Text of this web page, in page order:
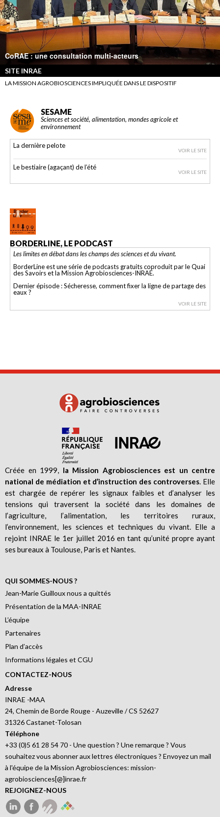
CoRAE : une consultation multi-acteurs
SITE INRAE
LA MISSION AGROBIOSCIENCES IMPLIQUÉE DANS LE DISPOSITIF
SESAME
Sciences et société, alimentation, mondes agricole et
environnement
La dernière pelote
VOIR LE SITE
Le bestiaire (agaçant) de l’été
VOIR LE SITE
BORDERLINE, LE PODCAST
Les limites en débat dans les champs des sciences et du vivant.
BorderLine est une série de podcasts gratuits coproduit par le Quai
des Savoirs et la Mission Agrobiosciences-INRAE.
Dernier épisode : Sécheresse, comment fixer la ligne de partage des
eaux ?
VOIR LE SITE
Créée en 1999, la Mission Agrobiosciences est un centre
national de médiation et d’instruction des controverses. Elle
est chargée de repérer les signaux faibles et d’analyser les
tensions qui traversent la société dans les domaines de
l’agriculture, l’alimentation, les territoires ruraux,
l’environnement, les sciences et techniques du vivant. Elle a
rejoint INRAE le 1er juillet 2016 en tant qu’unité propre ayant
ses bureaux à Toulouse, Paris et Nantes.
QUI SOMMES-NOUS ?
Jean-Marie Guilloux nous a quittés
Présentation de la MAA-INRAE
L’équipe
Partenaires
Plan d’accès
Informations légales et CGU
CONTACTEZ-NOUS
Adresse
INRAE -MAA
24, Chemin de Borde Rouge - Auzeville / CS 52627
31326 Castanet-Tolosan
Téléphone
+33 (0)5 61 28 54 70 - Une question ? Une remarque ? Vous
souhaitez vous abonner aux lettres électroniques ? Envoyez un mail
à l'équipe de la Mission Agrobiosciences: mission-
agrobiosciences[@]inrae.fr
REJOIGNEZ-NOUS